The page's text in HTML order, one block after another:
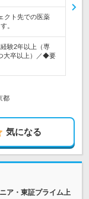
クト先での医薬
。
験2年以上（専
大卒以上）／◆要
都
気になる
ア・東証プライム上